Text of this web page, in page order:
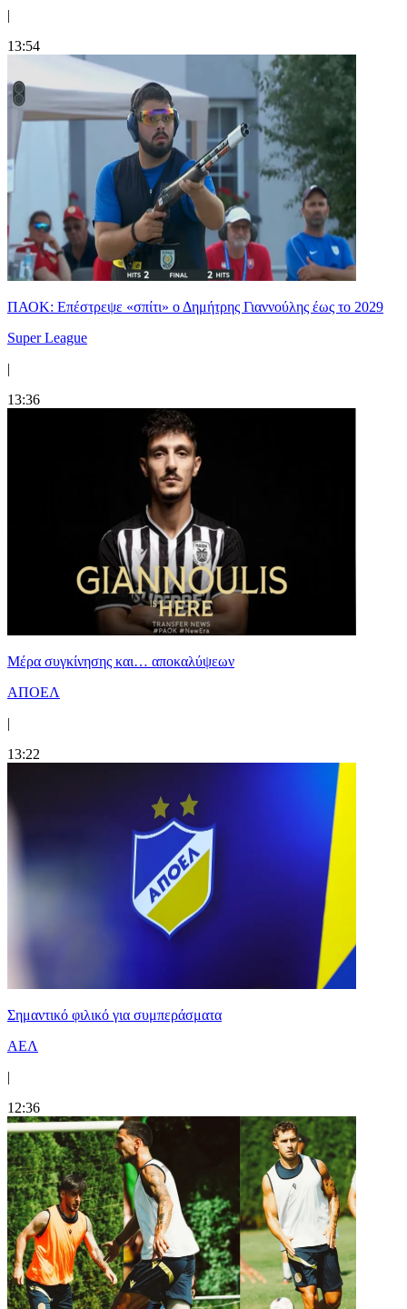
|
13:54
ΠΑΟΚ: Επέστρεψε «σπίτι» ο Δημήτρης Γιαννούλης έως το 2029
Super League
|
13:36
Mέρα συγκίνησης και… αποκαλύψεων
ΑΠΟΕΛ
|
13:22
Σημαντικό φιλικό για συμπεράσματα
ΑΕΛ
|
12:36